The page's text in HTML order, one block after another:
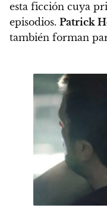
esta ficción cuya
episodios. Patrick
también forman